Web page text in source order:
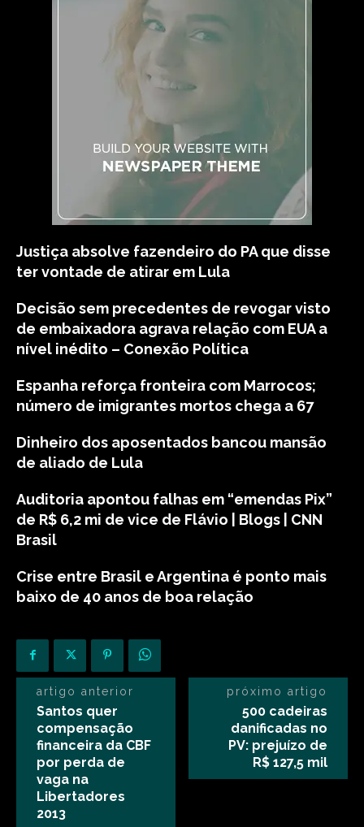
Justiça absolve fazendeiro do PA que disse
ter vontade de atirar em Lula
Decisão sem precedentes de revogar visto
de embaixadora agrava relação com EUA a
nível inédito – Conexão Política
Espanha reforça fronteira com Marrocos;
número de imigrantes mortos chega a 67
Dinheiro dos aposentados bancou mansão
de aliado de Lula
Auditoria apontou falhas em “emendas Pix”
de R$ 6,2 mi de vice de Flávio | Blogs | CNN
Brasil
Crise entre Brasil e Argentina é ponto mais
baixo de 40 anos de boa relação
artigo anterior
Santos quer
compensação
financeira da CBF
por perda de
vaga na
Libertadores
2013
próximo artigo
500 cadeiras
danificadas no
PV: prejuízo de
R$ 127,5 mil